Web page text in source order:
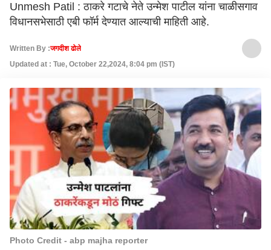
Unmesh Patil : ठाकरे गटाचे नेते उन्मेश पाटील यांना चाळीसगाव
विधानसभेसाठी एबी फॉर्म देण्यात आल्याची माहिती आहे.
Written By :जगदीश ढोले
Updated at : Tue, October 22,2024, 8:04 pm (IST)
Photo Credit - abp majha reporter